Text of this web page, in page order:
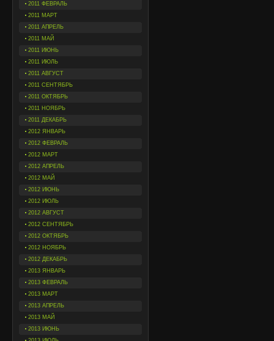
2011 ФЕВРАЛЬ
2011 МАРТ
2011 АПРЕЛЬ
2011 МАЙ
2011 ИЮНЬ
2011 ИЮЛЬ
2011 АВГУСТ
2011 СЕНТЯБРЬ
2011 ОКТЯБРЬ
2011 НОЯБРЬ
2011 ДЕКАБРЬ
2012 ЯНВАРЬ
2012 ФЕВРАЛЬ
2012 МАРТ
2012 АПРЕЛЬ
2012 МАЙ
2012 ИЮНЬ
2012 ИЮЛЬ
2012 АВГУСТ
2012 СЕНТЯБРЬ
2012 ОКТЯБРЬ
2012 НОЯБРЬ
2012 ДЕКАБРЬ
2013 ЯНВАРЬ
2013 ФЕВРАЛЬ
2013 МАРТ
2013 АПРЕЛЬ
2013 МАЙ
2013 ИЮНЬ